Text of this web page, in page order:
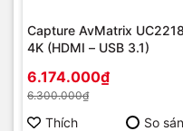
Capture AvMatrix
4K (HDMI – USB 3.1)
6.174.000₫
6.300.000₫
Thích So